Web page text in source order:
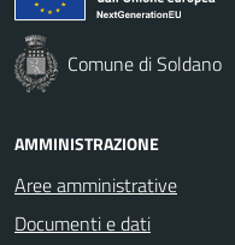
Comune di Soldano
AMMINISTRAZIONE
Aree amministrative
Documenti e dati